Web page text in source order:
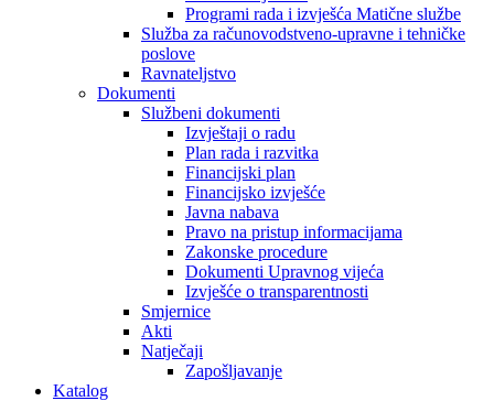
Programi rada i izvješća Matične službe
Služba za računovodstveno-upravne i tehničke
poslove
Ravnateljstvo
Dokumenti
Službeni dokumenti
Izvještaji o radu
Plan rada i razvitka
Financijski plan
Financijsko izvješće
Javna nabava
Pravo na pristup informacijama
Zakonske procedure
Dokumenti Upravnog vijeća
Izvješće o transparentnosti
Smjernice
Akti
Natječaji
Zapošljavanje
Katalog